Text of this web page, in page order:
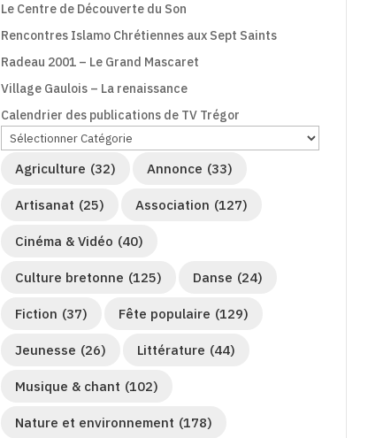
Le Centre de Découverte du Son
Rencontres Islamo Chrétiennes aux Sept Saints
Radeau 2001 – Le Grand Mascaret
Village Gaulois – La renaissance
Calendrier des publications de TV Trégor
Agriculture (32) Annonce (33)
Artisanat (25) Association (127)
Cinéma & Vidéo (40)
Culture bretonne (125) Danse (24)
Fiction (37) Fête populaire (129)
Jeunesse (26) Littérature (44)
Musique & chant (102)
Nature et environnement (178)